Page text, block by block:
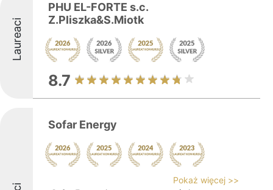
Laureaci
PHU EL-FORTE s.c.
Z.Pliszka&S.Miotk
8.7
Sofar Energy
Pokaż więcej >>